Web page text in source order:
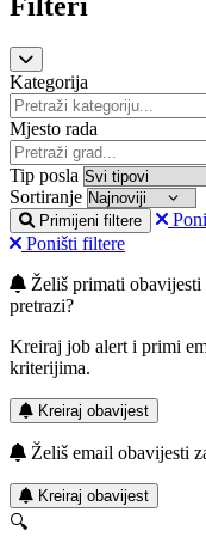
Kategorija
Mjesto rada
Tip posla
Sortiranje
Primijeni filtere
Poništi filtere
Želiš primati
pretrazi?
Kreiraj job alert i primi
kriterijima.
Kreiraj obavijest
Želiš email obavijesti
Kreiraj obavijest
🔍